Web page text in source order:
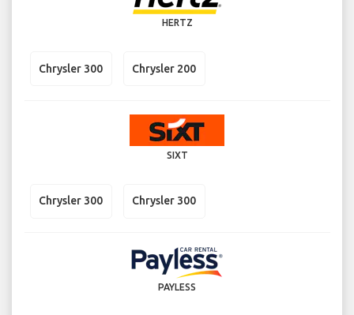
HERTZ
Chrysler 300 Chrysler 200
SIXT
Chrysler 300 Chrysler 300
PAYLESS